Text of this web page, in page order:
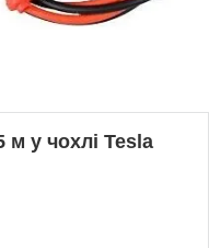
м у чохлі Tesla